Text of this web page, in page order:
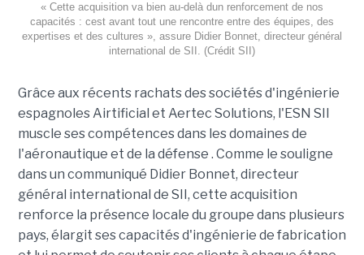
« Cette acquisition va bien au-delà dun renforcement de nos
capacités : cest avant tout une rencontre entre des équipes, des
expertises et des cultures », assure Didier Bonnet, directeur général
international de SII. (Crédit SII)
Grâce aux récents rachats des sociétés d'ingénierie
espagnoles Airtificial et Aertec Solutions, l'ESN SII
muscle ses compétences dans les domaines de
l'aéronautique et de la défense . Comme le souligne
dans un communiqué Didier Bonnet, directeur
général international de SII, cette acquisition
renforce la présence locale du groupe dans plusieurs
pays, élargit ses capacités d'ingénierie de fabrication